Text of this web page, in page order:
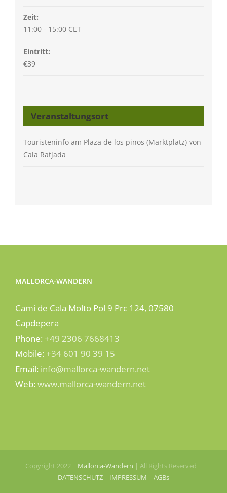
Zeit:
11:00 - 15:00 CET
Eintritt:
€39
Veranstaltungsort
Touristeninfo am Plaza de los pinos (Marktplatz) von
Cala Ratjada
MALLORCA-WANDERN
Cami de Cala Molto Pol 9 Prc 124, 07580
Capdepera
Phone: +49 2306 7668413
Mobile: +34 601 90 39 15
Email: info@mallorca-wandern.net
Web: www.mallorca-wandern.net
Copyright 2022 | Mallorca-Wandern | All Rights Reserved |
DATENSCHUTZ | IMPRESSUM | AGBs